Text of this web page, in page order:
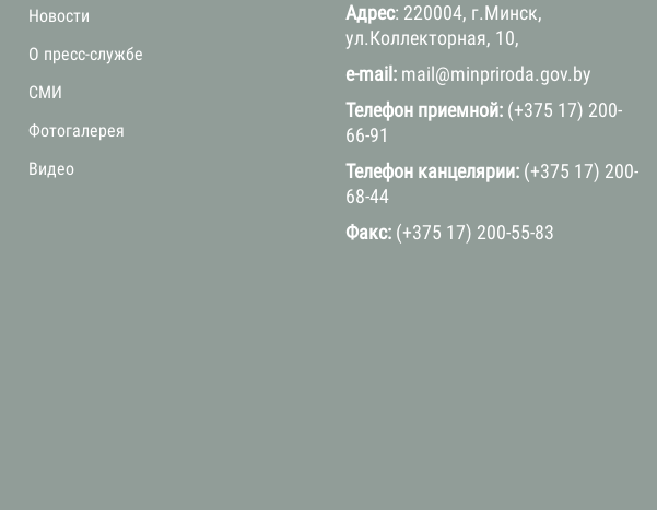
Новости
О пресс-службе
СМИ
Фотогалерея
Видео
Адрес: 220004, г.Минск,
ул.Коллекторная, 10,
e-mail: mail@minpriroda.gov.by
Телефон приемной: (+375 17) 200-
66-91
Телефон канцелярии: (+375 17) 200-
68-44
Факс: (+375 17) 200-55-83